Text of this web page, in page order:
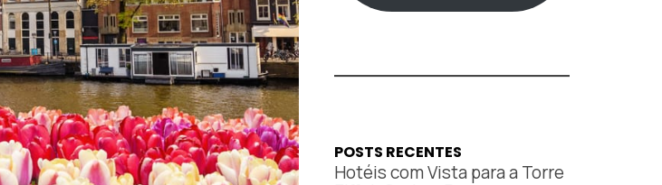
POSTS RECENTES
Hotéis com Vista para a Torre